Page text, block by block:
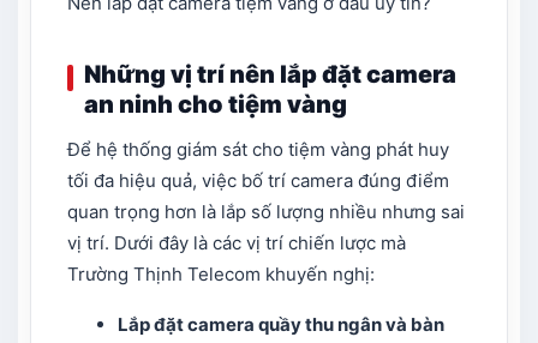
Những vị trí nên lắp đặt camera
an ninh cho tiệm vàng
Để hệ thống giám sát cho tiệm vàng phát huy
tối đa hiệu quả, việc bố trí camera đúng điểm
quan trọng hơn là lắp số lượng nhiều nhưng sai
vị trí. Dưới đây là các vị trí chiến lược mà
Trường Thịnh Telecom khuyến nghị:
Lắp đặt camera quầy thu ngânvà bàn